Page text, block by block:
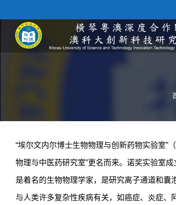
“埃尔文内尔博士生物物理与创新药物实验室”
物理与中医药研究室”更名而来。诺奖实验室
是着名的生物物理学家，是研究离子通道和
与人类许多复杂性疾病有关，如癌症、炎症